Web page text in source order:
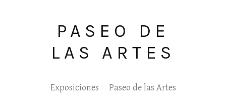
PASEO DE
LAS ARTES
Exposiciones
Paseo de las Artes